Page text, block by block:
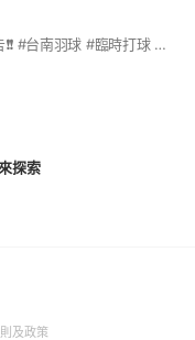
台南想打羽球 攏來 ❗❗禁止張貼廣告❗❗ #台南羽球 #臨時打球 #臨打 #季打 #暢打
探索
及政策(Open